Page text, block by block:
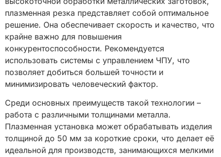
плазменная резка представляет собой оптимальное
решение. Она обеспечивает скорость и качество, что
крайне важно для повышения
конкурентоспособности. Рекомендуется
использовать системы с управлением ЧПУ, что
позволяет добиться большей точности и
минимизировать человеческий фактор.
Среди основных преимуществ такой технологии –
работа с различными толщинами металла.
Плазменная установка может обрабатывать изделия
толщиной до 50 мм за короткие сроки, что делает её
идеальной для производств, занимающихся мелкими